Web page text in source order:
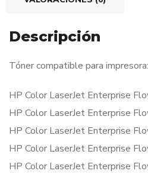
Descripción
Tóner compatible para impresora:
HP Color LaserJet Enterprise
HP Color LaserJet Enterprise
HP Color LaserJet Enterprise
HP Color LaserJet Enterprise
HP Color LaserJet Enterprise